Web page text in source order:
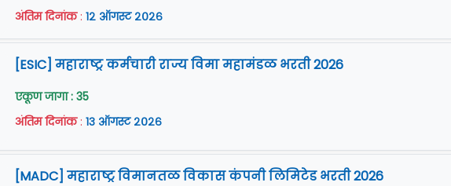
अंतिम दिनांक: १२ ऑगस्ट २०२६
[ESIC] महाराष्ट्र कर्मचारी राज्य विमा महामंडळ भरती 2026
एकूण जागा : 35
अंतिम दिनांक: १३ ऑगस्ट २०२६
[MADC] महाराष्ट्र विमानतळ विकास कंपनी लिमिटेड भरती 2026